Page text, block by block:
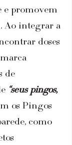
e promovem
Ao integrar a
doses
de
“seus pingos,
os Pingos
como